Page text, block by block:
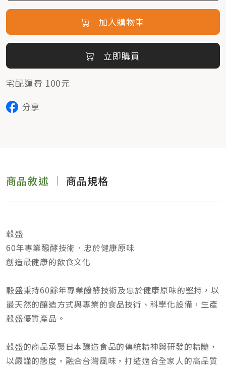
加入購物車
立即購買
宅配運費 100元
分享
商品敘述 商品規格
穀盛
60年專業醱酵技術．忠於健康原味
創造最健康的飲食文化
榖盛秉持60餘年專業醱酵技術及忠於健康原味的堅持，以
最天然的釀造方式與專業的食品技術、科學化設備，生產
穀盛優質產品。
穀盛的商品承襲日本釀造食品的傳統精神與研發的精髓，
以嚴謹的態度，融合台灣風味，打造適合全家人的高品質